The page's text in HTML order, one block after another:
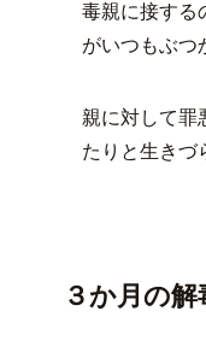
毒親に接する
がいつもぶつ
親に対して罪
たりと生きづ
３か月の